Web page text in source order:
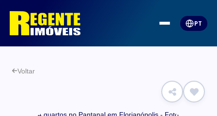
PT
Voltar